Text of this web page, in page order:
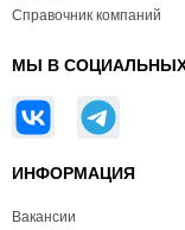
Справочник компаний
МЫ В
ИНФОРМАЦИЯ
Вакансии